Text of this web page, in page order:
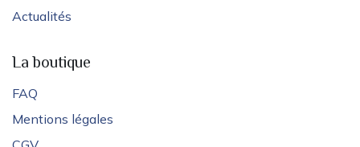
Actualités
La boutique
FAQ
Mentions légales